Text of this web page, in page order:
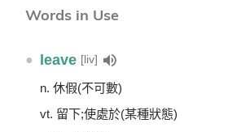
Words in Use
● leave [liv]
n. 休假(不可數)
vt. 留下;使處於(某種狀態)